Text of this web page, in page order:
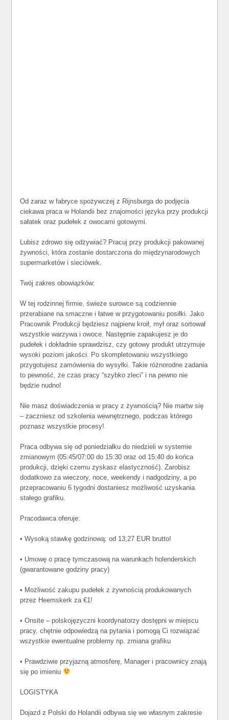
Od zaraz w fabryce spożywczej z Rijnsburga do podjęcia
ciekawa praca w Holandii bez znajomości języka przy produkcji
sałatek oraz pudełek z owocami gotowymi.
Lubisz zdrowo się odżywiać? Pracuj przy produkcji pakowanej
żywności, która zostanie dostarczona do międzynarodowych
supermarketów i sieciówek.
Twój zakres obowiązków:
W tej rodzinnej firmie, świeże surowce są codziennie
przerabiane na smaczne i łatwe w przygotowaniu posiłki. Jako
Pracownik Produkcji będziesz najpierw kroił, mył oraz sortował
wszystkie warzywa i owoce. Następnie zapakujesz je do
pudełek i dokładnie sprawdzisz, czy gotowy produkt utrzymuje
wysoki poziom jakości. Po skompletowaniu wszystkiego
przygotujesz zamówienia do wysyłki. Takie różnorodne zadania
to pewność, że czas pracy “szybko zleci” i na pewno nie
będzie nudno!
Nie masz doświadczenia w pracy z żywnością? Nie martw się
– zaczniesz od szkolenia wewnętrznego, podczas którego
poznasz wszystkie procesy!
Praca odbywa się od poniedziałku do niedzieli w systemie
zmianowym (05:45/07:00 do 15:30 oraz od 15:40 do końca
produkcji, dzięki czemu zyskasz elastyczność). Zarobisz
dodatkowo za wieczory, noce, weekendy i nadgodziny, a po
przepracowaniu 6 tygodni dostaniesz możliwość uzyskania
stałego grafiku.
Pracodawca oferuje:
• Wysoką stawkę godzinową: od 13,27 EUR brutto!
• Umowę o pracę tymczasową na warunkach holenderskich
(gwarantowane godziny pracy)
• Możliwość zakupu pudełek z żywnością produkowanych
przez Heemskerk za €1!
• Onsite – polskojęzyczni koordynatorzy dostępni w miejscu
pracy, chętnie odpowiedzą na pytania i pomogą Ci rozwiązać
wszystkie ewentualne problemy np. zmiana grafiku
• Prawdziwie przyjazną atmosferę, Manager i pracownicy znają
się po imieniu
LOGISTYKA
Dojazd z Polski do Holandii odbywa się we własnym zakresie